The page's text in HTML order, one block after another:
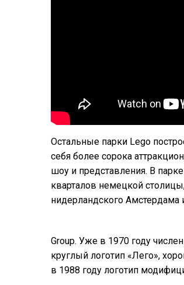
Остальные парки Lego
себя более сорока
шоу и представления. В
кварталов немецкой
нидерландского Амстердама
Group. Уже в 1970 году
круглый логотип «Лего»,
в 1988 году логотип